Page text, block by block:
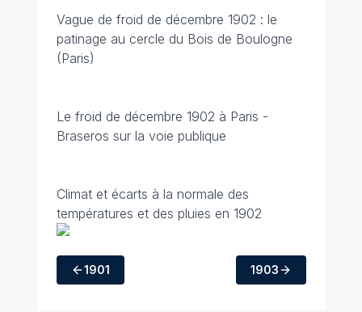
Vague de froid de décembre 1902 : le
patinage au cercle du Bois de Boulogne
(Paris)
Le froid de décembre 1902 à Paris -
Braseros sur la voie publique
Climat et écarts à la normale des
températures et des pluies en 1902
1901 1903